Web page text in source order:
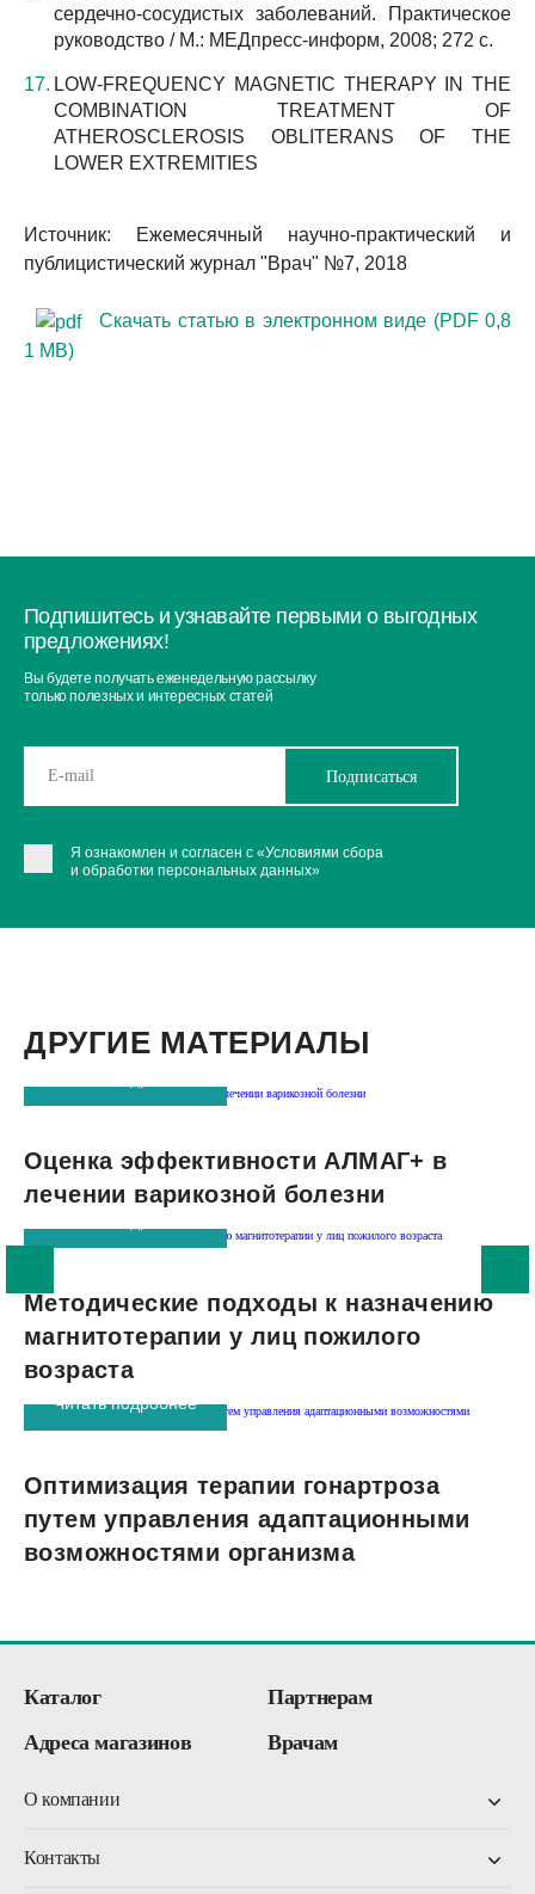
сердечно-сосудистых заболеваний. Практическое
руководство / М.: МЕДпресс-информ, 2008; 272 с.
LOW-FREQUENCY MAGNETIC THERAPY IN THE
COMBINATION TREATMENT OF
ATHEROSCLEROSIS OBLITERANS OF THE
LOWER EXTREMITIES
Источник: Ежемесячный научно-практический и
публицистический журнал "Врач" №7, 2018
Скачать статью в электронном виде (PDF 0,8
1 МВ)
Подпишитесь и узнавайте первыми о выгодных
предложениях!
Вы будете получать еженедельную рассылку
только полезных и интересных статей
Подписаться
Я ознакомлен и согласен с «Условиями сбора
и обработки персональных данных»
ДРУГИЕ МАТЕРИАЛЫ
Оценка эффективности АЛМАГ+ в
лечении варикозной болезни
Методические подходы к назначению
магнитотерапии у лиц пожилого
возраста
Читать подробнее
Оптимизация терапии гонартроза
путем управления адаптационными
возможностями организма
Каталог
Адреса магазинов
Партнерам
Врачам
О компании
Контакты